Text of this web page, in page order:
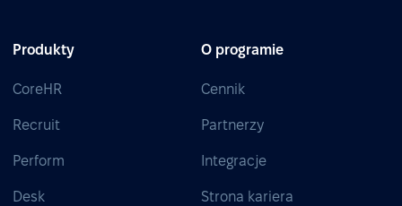
Produkty
CoreHR
Recruit
Perform
Desk
O programie
Cennik
Partnerzy
Integracje
Strona kariera